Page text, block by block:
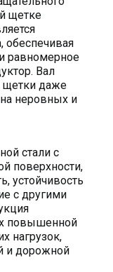
щетке
равномерное
Вал
щетки даже
неровных и
стали с
поверхности,
устойчивость
с другими
повышенной
нагрузок,
и дорожной